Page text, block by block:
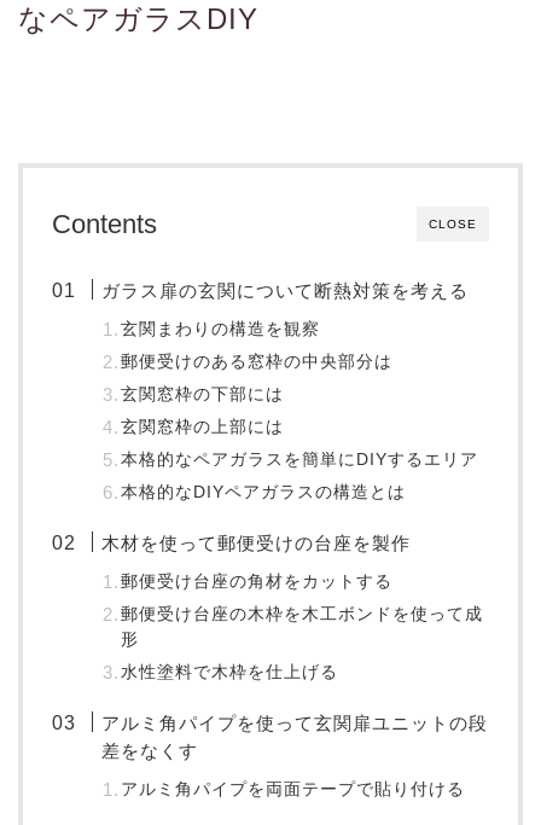
なペアガラスDIY
CLOSE
Contents
ガラス扉の玄関について断熱対策を考える
玄関まわりの構造を観察
郵便受けのある窓枠の中央部分は
玄関窓枠の下部には
玄関窓枠の上部には
本格的なペアガラスを簡単にDIYするエリア
本格的なDIYペアガラスの構造とは
木材を使って郵便受けの台座を製作
郵便受け台座の角材をカットする
郵便受け台座の木枠を木工ボンドを使って成
形
水性塗料で木枠を仕上げる
アルミ角パイプを使って玄関扉ユニットの段
差をなくす
アルミ角パイプを両面テープで貼り付ける